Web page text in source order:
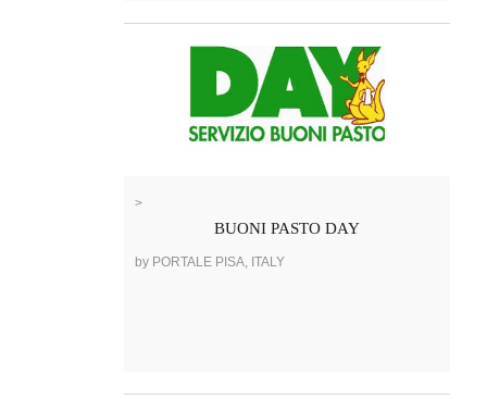
>
BUONI PASTO DAY
by PORTALE PISA, ITALY